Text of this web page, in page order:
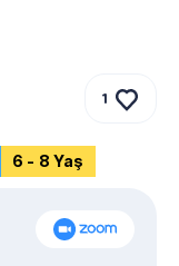
1
6 - 8 Yaş